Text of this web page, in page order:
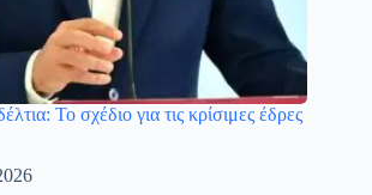
Το σχέδιο για τις κρίσιμες έδρες